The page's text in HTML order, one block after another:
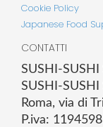
Cookie Policy
Japanese Food
CONTATTI
SUSHI-SUSHI
SUSHI-SUSHI
Roma, via di
P.iva: